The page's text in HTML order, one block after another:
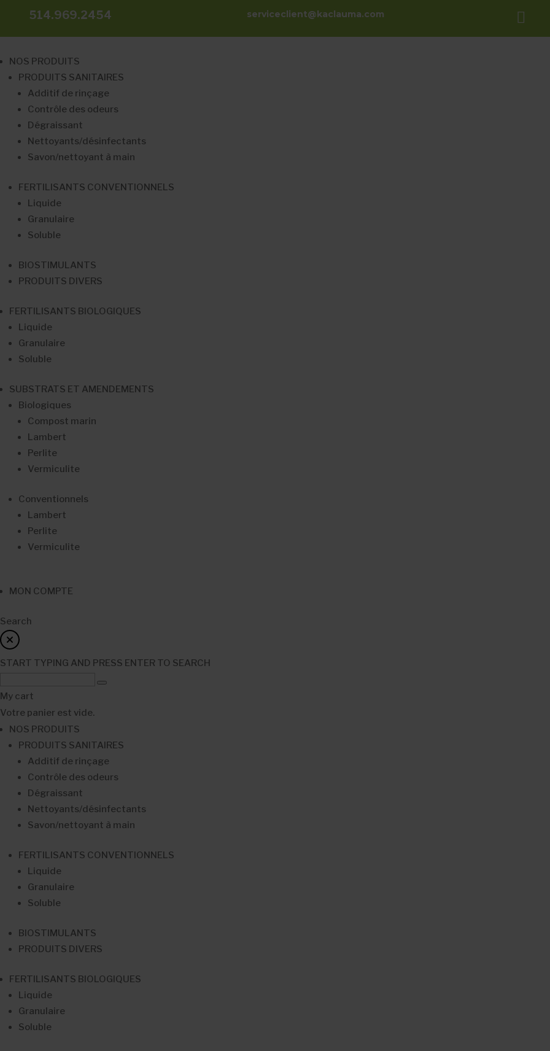
514.969.2454 serviceclient@kaclauma.com 
NOS PRODUITS
PRODUITS SANITAIRES
Additif de rinçage
Contrôle des odeurs
Dégraissant
Nettoyants/désinfectants
Savon/nettoyant à main
FERTILISANTS CONVENTIONNELS
Liquide
Granulaire
Soluble
BIOSTIMULANTS
PRODUITS DIVERS
FERTILISANTS BIOLOGIQUES
Liquide
Granulaire
Soluble
SUBSTRATS ET AMENDEMENTS
Biologiques
Compost marin
Lambert
Perlite
Vermiculite
Conventionnels
Lambert
Perlite
Vermiculite
MON COMPTE
Search
START TYPING AND PRESS ENTER TO SEARCH
My cart
Votre panier est vide.
NOS PRODUITS
PRODUITS SANITAIRES
Additif de rinçage
Contrôle des odeurs
Dégraissant
Nettoyants/désinfectants
Savon/nettoyant à main
FERTILISANTS CONVENTIONNELS
Liquide
Granulaire
Soluble
BIOSTIMULANTS
PRODUITS DIVERS
FERTILISANTS BIOLOGIQUES
Liquide
Granulaire
Soluble